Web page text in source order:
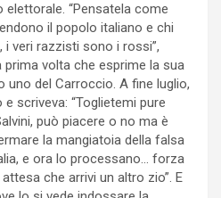
elettorale. “Pensatela come
il popolo italiano e chi
i veri razzisti sono i rossi”,
prima volta che esprime la sua
uno del Carroccio. A fine luglio,
scriveva: “Toglietemi pure
può piacere o no ma è
la mangiatoia della falsa
e ora lo processano… forza
che arrivi un altro zio”. E